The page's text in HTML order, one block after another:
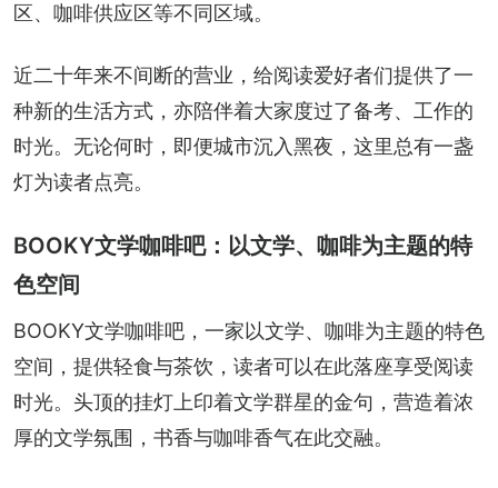
区、咖啡供应区等不同区域。
近二十年来不间断的营业，给阅读爱好者们提供了一
种新的生活方式，亦陪伴着大家度过了备考、工作的
时光。无论何时，即便城市沉入黑夜，这里总有一盏
灯为读者点亮。
BOOKY文学咖啡吧：以文学、咖啡为主题的特
色空间
BOOKY文学咖啡吧，一家以文学、咖啡为主题的特色
空间，提供轻食与茶饮，读者可以在此落座享受阅读
时光。头顶的挂灯上印着文学群星的金句，营造着浓
厚的文学氛围，书香与咖啡香气在此交融。